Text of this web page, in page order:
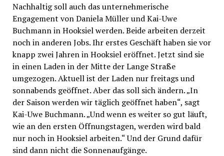
Nachhaltig soll auch das unternehmerische
Engagement von Daniela Müller und Kai-Uwe
Buchmann in Hooksiel werden. Beide arbeiten derzeit
noch in anderen Jobs. Ihr erstes Geschäft haben sie vor
knapp zwei Jahren in Hooksiel eröffnet. Jetzt sind sie
in einen Laden in der Mitte der Lange Straße
umgezogen. Aktuell ist der Laden nur freitags und
sonnabends geöffnet. Aber das soll sich ändern. „In
der Saison werden wir täglich geöffnet haben“, sagt
Kai-Uwe Buchmann. „Und wenn es weiter so gut läuft,
wie an den ersten Öffnungstagen, werden wird bald
nur noch in Hooksiel arbeiten.“ Und der Grund dafür
sind dann nicht die Sonnenaufgänge.